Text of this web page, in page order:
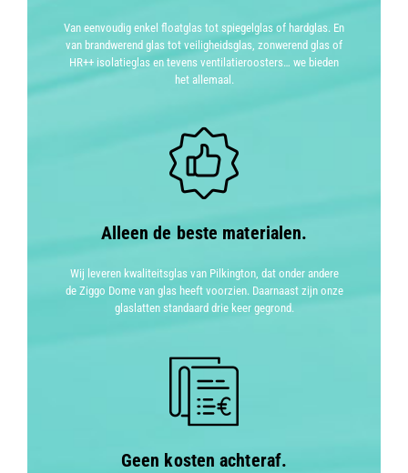
Van eenvoudig enkel floatglas tot spiegelglas of hardglas. En
van brandwerend glas tot veiligheidsglas, zonwerend glas of
HR++ isolatieglas en tevens ventilatieroosters… we bieden
het allemaal.
Alleen de beste materialen.
Wij leveren kwaliteitsglas van Pilkington, dat onder andere
de Ziggo Dome van glas heeft voorzien. Daarnaast zijn onze
glaslatten standaard drie keer gegrond.
Geen kosten achteraf.